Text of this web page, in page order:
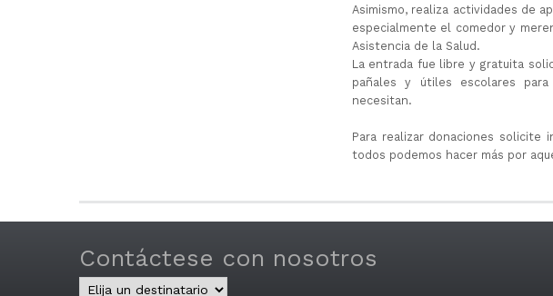
Asimismo, realiza actividades de
especialmente el comedor y
Asistencia de la Salud.
La entrada fue libre y gratuita
pañales y útiles escolares
necesitan.
Para realizar donaciones solicite
todos podemos hacer más por
Contáctese con nosotros
Central